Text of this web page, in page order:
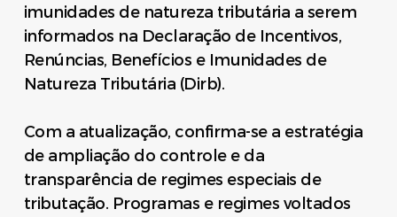
imunidades de natureza tributária a serem
informados na Declaração de Incentivos,
Renúncias, Benefícios e Imunidades de
Natureza Tributária (Dirb).
Com a atualização, confirma-se a estratégia
de ampliação do controle e da
transparência de regimes especiais de
tributação. Programas e regimes voltados